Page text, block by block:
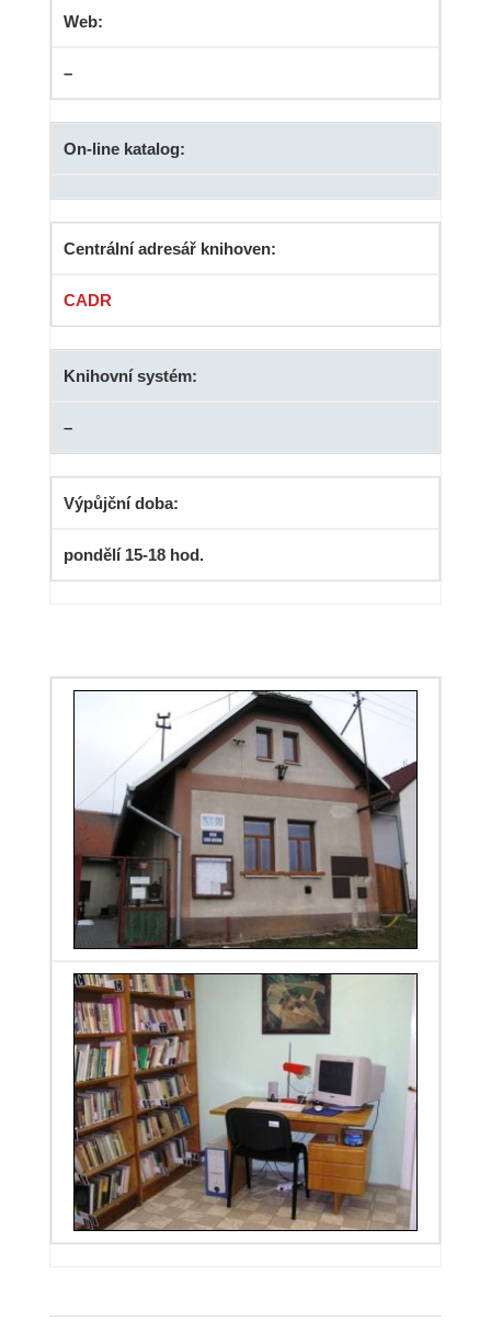
Web:
–
On-line katalog:
Centrální adresář knihoven:
CADR
Knihovní systém:
–
Výpůjční doba:
pondělí 15-18 hod.